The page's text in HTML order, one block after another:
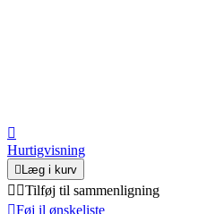

Hurtigvisning
Læg i kurv
 Tilføj til sammenligning
Føj il ønskeliste